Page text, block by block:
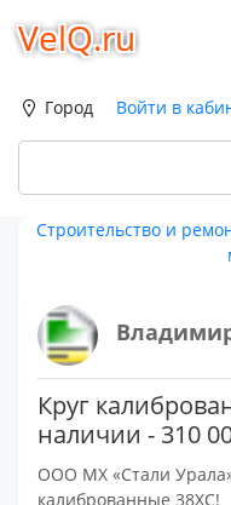
VelQ.ru
Город Войти в
Строительство и
Круг
наличии - 310
ООО МХ «Стали
калиброванные 38ХС!